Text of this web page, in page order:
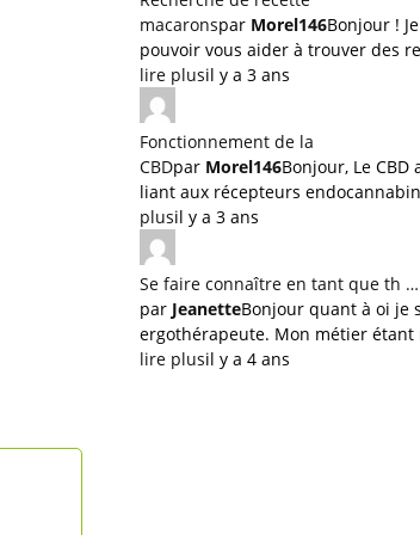
macaronspar Morel146Bonjour !
pouvoir vous aider à trouver des
lire plusil y a 3 ans
Fonctionnement de la
CBDpar Morel146Bonjour, Le CBD
liant aux récepteurs
plusil y a 3 ans
Se faire connaître en tant que th …
par JeanetteBonjour quant à oi je
ergothérapeute. Mon métier
lire plusil y a 4 ans